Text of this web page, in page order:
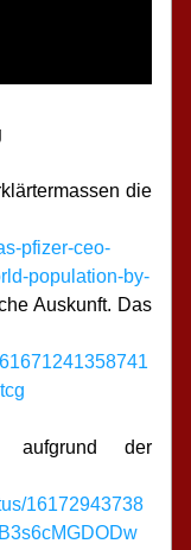
die
pfizer-ceo-
population-by-
Auskunft. Das
aufgrund der
16172943738